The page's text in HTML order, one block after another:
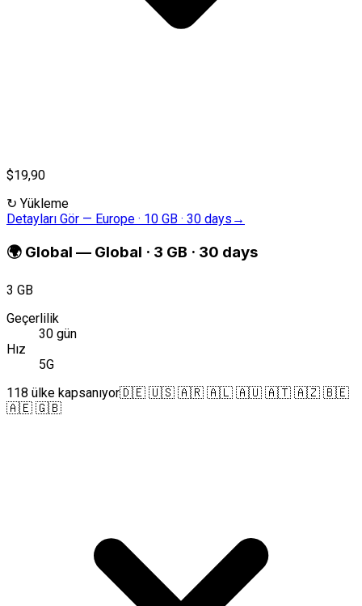
$19,90
↻ Yükleme
Detayları Gör — Europe · 10 GB · 30 days →
🌍 Global — Global · 3 GB · 30 days
3 GB
Geçerlilik
30 gün
Hız
5G
118 ülke kapsanıyor🇩🇪 🇺🇸 🇦🇷 🇦🇱 🇦🇺 🇦🇹 🇦🇿 🇧🇪
🇦🇪 🇬🇧